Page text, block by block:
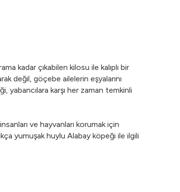
kadar çıkabilen kilosu ile kalıplı bir
değil, göçebe ailelerin eşyalarını
yabancılara karşı her zaman temkinli
ve hayvanları korumak için
yumuşak huylu Alabay köpeği ile ilgili